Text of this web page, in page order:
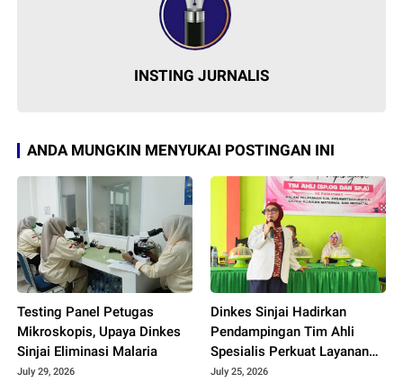
INSTING JURNALIS
ANDA MUNGKIN MENYUKAI POSTINGAN INI
Testing Panel Petugas
Mikroskopis, Upaya Dinkes
Sinjai Eliminasi Malaria
July 29, 2026
Dinkes Sinjai Hadirkan
Pendampingan Tim Ahli
Spesialis Perkuat Layanan
KIA di Seluruh Puskesmas
July 25, 2026